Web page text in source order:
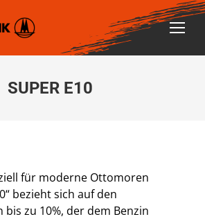
SUPER E10
für moderne Ottomoren
bezieht sich auf den
zu 10%, der dem Benzin